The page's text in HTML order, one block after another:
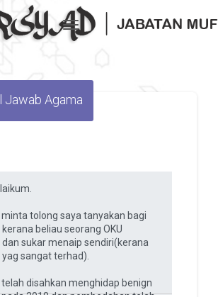
Toggle navigation
Jawab Agama